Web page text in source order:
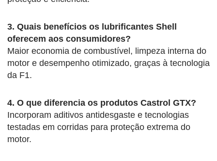
3. Quais benefícios os lubrificantes Shell
oferecem aos consumidores?
Maior economia de combustível, limpeza interna do
motor e desempenho otimizado, graças à tecnologia
da F1.
4. O que diferencia os produtos Castrol GTX?
Incorporam aditivos antidesgaste e tecnologias
testadas em corridas para proteção extrema do
motor.